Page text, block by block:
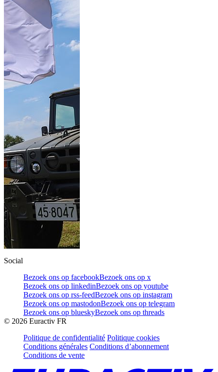
Social
Bezoek ons op facebookBezoek ons op x
Bezoek ons op linkedinBezoek ons op youtube
Bezoek ons op rss-feedBezoek ons op instagram
Bezoek ons op mastodonBezoek ons op telegram
Bezoek ons op blueskyBezoek ons op threads
© 2026 Euractiv FR
Politique de confidentialité Politique cookies
Conditions générales Conditions d’abonnement
Conditions de vente